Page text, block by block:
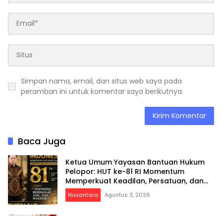
Simpan nama, email, dan situs web saya pada
peramban ini untuk komentar saya berikutnya.
Baca Juga
Ketua Umum Yayasan Bantuan Hukum
Pelopor: HUT ke-81 RI Momentum
Memperkuat Keadilan, Persatuan, dan
Pengabdian kepada Masyarakat
Nusantara Agustus 3, 2026